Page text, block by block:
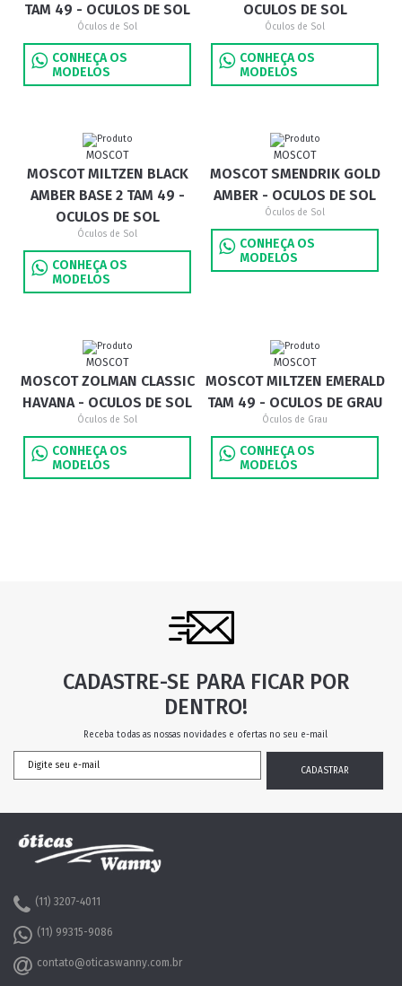
TAM 49 - OCULOS DE SOL
Óculos de Sol
CONHEÇA OS
MODELOS
OCULOS DE SOL
Óculos de Sol
CONHEÇA OS
MODELOS
MOSCOT
MOSCOT MILTZEN BLACK
AMBER BASE 2 TAM 49 -
OCULOS DE SOL
Óculos de Sol
CONHEÇA OS
MODELOS
MOSCOT
MOSCOT SMENDRIK GOLD
AMBER - OCULOS DE SOL
Óculos de Sol
CONHEÇA OS
MODELOS
MOSCOT
MOSCOT ZOLMAN CLASSIC
HAVANA - OCULOS DE SOL
Óculos de Sol
CONHEÇA OS
MODELOS
MOSCOT
MOSCOT MILTZEN EMERALD
TAM 49 - OCULOS DE GRAU
Óculos de Grau
CONHEÇA OS
MODELOS
CADASTRE-SE PARA FICAR POR
DENTRO!
Receba todas as nossas novidades e ofertas no seu e-mail
(11) 3207-4011
(11) 99315-9086
contato@oticaswanny.com.br